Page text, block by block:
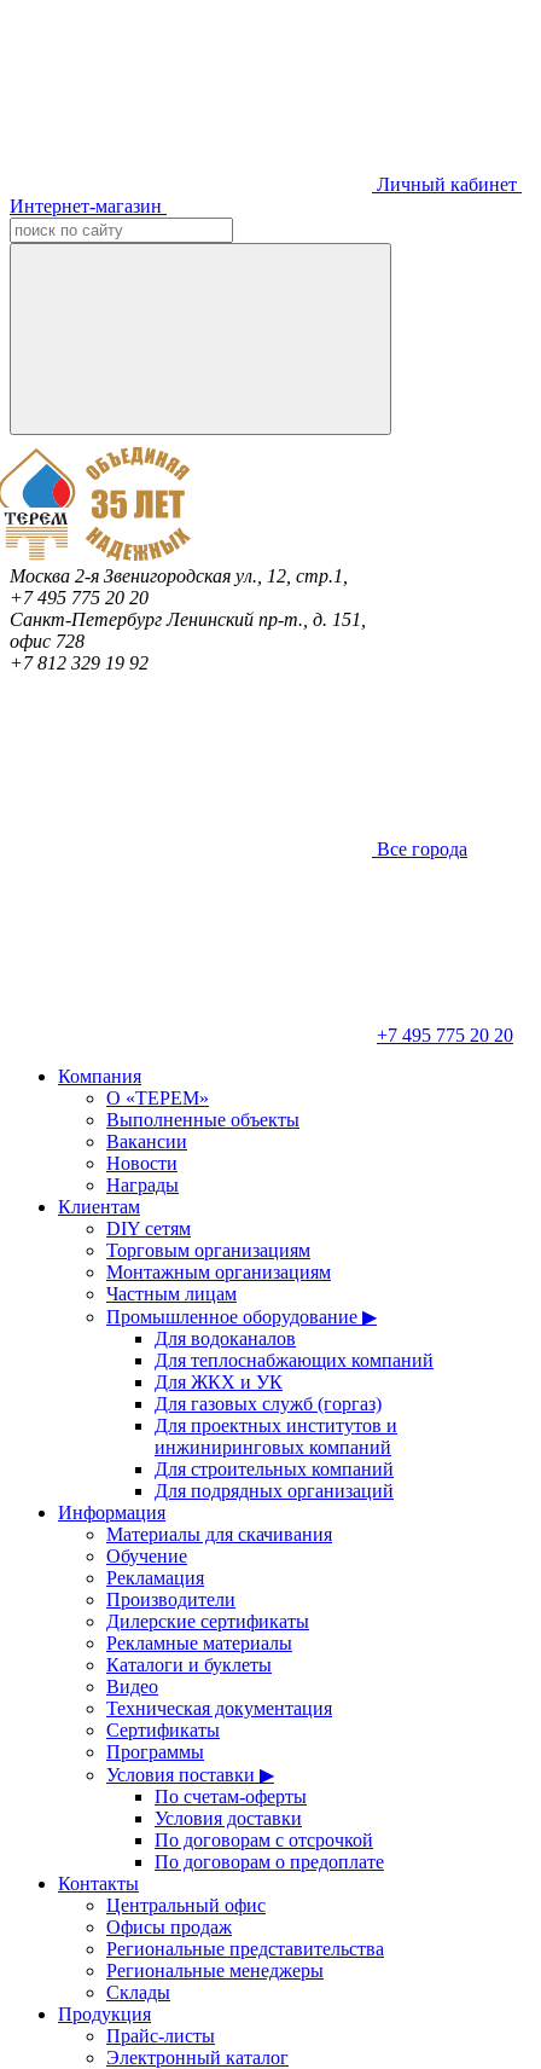
Личный кабинет
Интернет-магазин
Москва 2-я Звенигородская ул., 12, стр.1,
+7 495 775 20 20
Санкт-ПетербургЛенинский пр-т., д. 151,
офис 728
+7 812 329 19 92
Все города
+7 495 775 20 20
Компания
О «ТЕРЕМ»
Выполненные объекты
Вакансии
Новости
Награды
Клиентам
DIY сетям
Торговым организациям
Монтажным организациям
Частным лицам
Промышленное оборудование ▶
Для водоканалов
Для теплоснабжающих компаний
Для ЖКХ и УК
Для газовых служб (горгаз)
Для проектных институтов и
инжиниринговых компаний
Для строительных компаний
Для подрядных организаций
Информация
Материалы для скачивания
Обучение
Рекламация
Производители
Дилерские сертификаты
Рекламные материалы
Каталоги и буклеты
Видео
Техническая документация
Сертификаты
Программы
Условия поставки ▶
По счетам-оферты
Условия доставки
По договорам с отсрочкой
По договорам о предоплате
Контакты
Центральный офис
Офисы продаж
Региональные представительства
Региональные менеджеры
Склады
Продукция
Прайс-листы
Электронный каталог